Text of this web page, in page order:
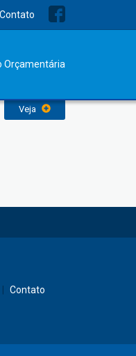
Contato
Orçamentária
Veja
Contato